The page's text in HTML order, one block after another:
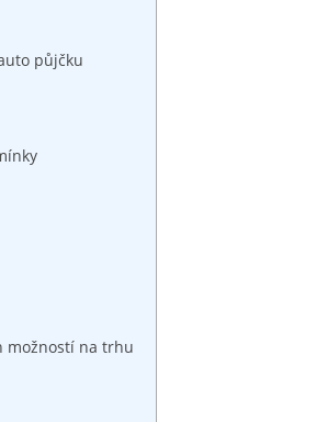
půjčku
‍možností ⁤na trhu